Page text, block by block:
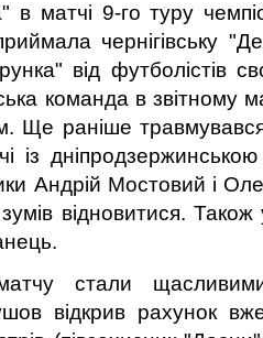
в матчі 9-го туру
чернігівську
від футболістів
команда в звітному
Ще раніше
із
Андрій Мостовий і
відновитися. Також
стали щасливими
відкрив рахунок